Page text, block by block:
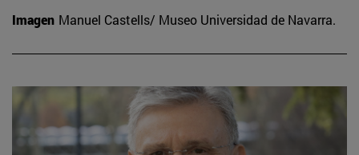
Imagen Manuel Castells/ Museo Universidad de Navarra.